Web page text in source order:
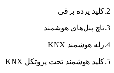
2.کلید پرده برقی
3.تاچ پنل‌های هوشمند
4.رله هوشمند KNX
5.کلید هوشمند تحت پروتکل KNX